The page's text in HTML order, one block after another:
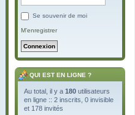
Se souvenir de moi
M’enregistrer
QUI EST EN LIGNE ?
Au total, il y a 180 utilisateurs
en ligne :: 2 inscrits, 0 invisible
et 178 invités